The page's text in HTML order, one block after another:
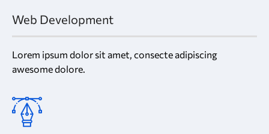
Web Development
Lorem ipsum dolor sit amet, consecte adipiscing
awesome dolore.